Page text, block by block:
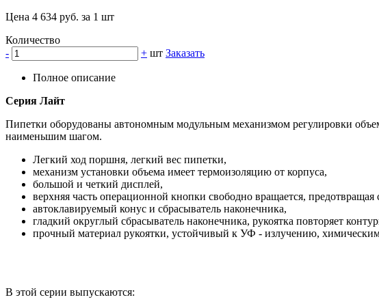
Цена 4 634 руб. за 1 шт
Количество
-
+ шт Заказать
Полное описание
Серия Лайт
Пипетки оборудованы автономным модульным механизмом регулировки
наименьшим шагом.
Легкий ход поршня, легкий вес пипетки,
механизм установки объема имеет термоизоляцию от корпуса,
большой и четкий дисплей,
верхняя часть операционной кнопки свободно вращается,
автоклавируемый конус и сбрасыватель наконечника,
гладкий округлый сбрасыватель наконечника, рукоятка повторяет
прочный материал рукоятки, устойчивый к УФ - излучению, химическим
В этой серии выпускаются: